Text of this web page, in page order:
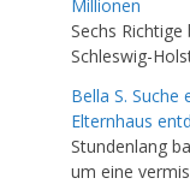
Millionen
Sechs
Schleswig-
Bella S. Suche
Elternhaus
Stundenlang
um eine